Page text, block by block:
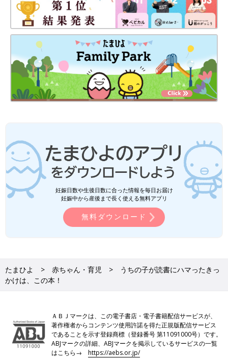
妊娠日数や生後日数に合った情報を毎日お届け
妊娠中から産後まで長く使える無料アプリ
無料ダウンロード
たまひよ 赤ちゃん・育児
うちの子が読書にハマったきっ
かけは、この本！
ＡＢＪマークは、この電子書店・電子書籍配信サービスが、
著作権者からコンテンツ使用許諾を得た正規版配信サービス
であることを示す登録商標（登録番号 第11091000号）です。
ABJマークの詳細、ABJマークを掲示しているサービスの一覧
はこちら→https://aebs.or.jp/